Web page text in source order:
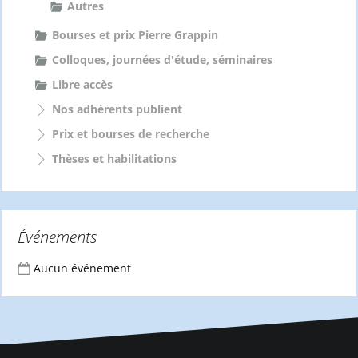
Autres
Bourses et prix Pierre Grappin
Colloques, journées d'étude, séminaires
Libre accès
Nos adhérents publient
Prix et bourses de recherche
Thèses et habilitations
Événements
Aucun événement